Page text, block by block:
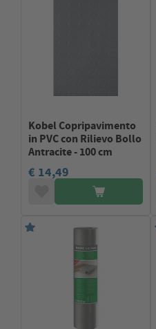
Kobel Copripavimento
in PVC con Rilievo Bollo
Antracite - 100 cm
€ 14,49